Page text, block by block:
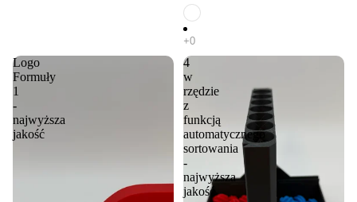
Logo
Formuły
1
-
najwyższa
jakość
4
w
rzędzie
z
funkcją
automatycznego
sortowania
-
najwyższa
jakość